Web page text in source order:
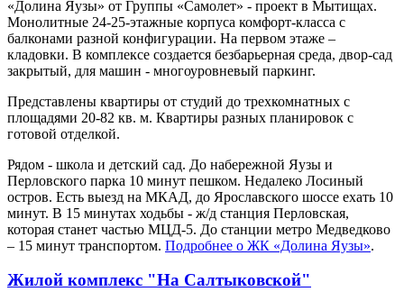
«Долина Яузы» от Группы «Самолет» - проект в Мытищах.
Монолитные 24-25-этажные корпуса комфорт-класса с
балконами разной конфигурации. На первом этаже –
кладовки. В комплексе создается безбарьерная среда, двор-сад
закрытый, для машин - многоуровневый паркинг.
Представлены квартиры от студий до трехкомнатных с
площадями 20-82 кв. м. Квартиры разных планировок с
готовой отделкой.
Рядом - школа и детский сад. До набережной Яузы и
Перловского парка 10 минут пешком. Недалеко Лосиный
остров. Есть выезд на МКАД, до Ярославского шоссе ехать 10
минут. В 15 минутах ходьбы - ж/д станция Перловская,
которая станет частью МЦД-5. До станции метро Медведково
– 15 минут транспортом. Подробнее о ЖК «Долина Яузы».
Жилой комплекс "На Салтыковской"